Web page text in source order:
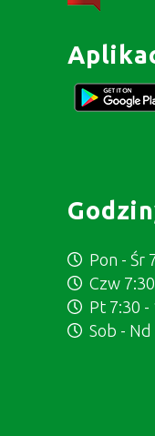
Pon - Śr
Czw
Pt 7:30 -
Sob -